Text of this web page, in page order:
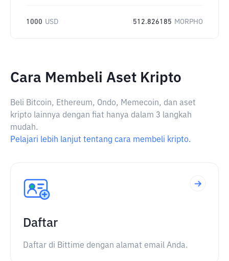
1000 USD 512.826185 MORPHO
Cara Membeli Aset Kripto
Beli Bitcoin, Ethereum, Ondo, Memecoin, dan aset
kripto lainnya dengan fiat hanya dalam 3 langkah
mudah.
Pelajari lebih lanjut tentang cara membeli kripto.
Daftar
Daftar di Bittime dengan alamat email Anda.